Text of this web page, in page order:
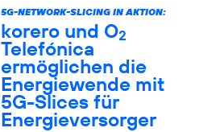
5G-NETWORK-SLICING IN AKTION:
korero und O2
Telefónica
ermöglichen die
Energiewende mit
5G-Slices für
Energieversorger